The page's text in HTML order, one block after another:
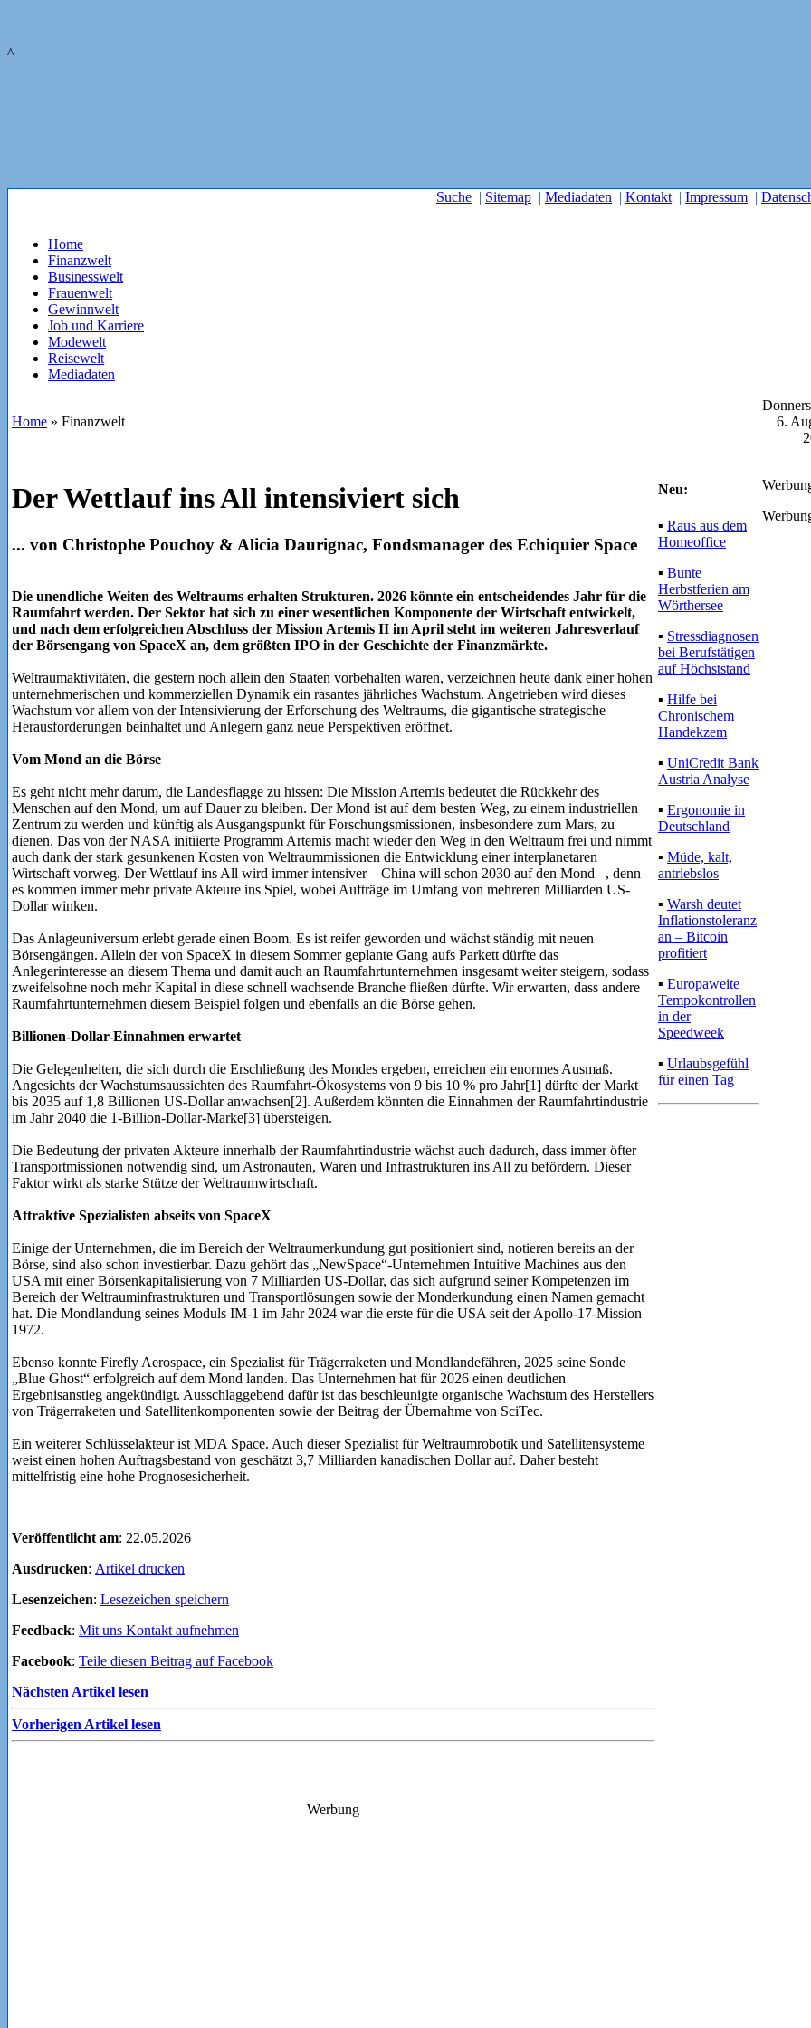
^
Suche | Sitemap | Mediadaten | Kontakt | Impressum |
Home
Finanzwelt
Businesswelt
Frauenwelt
Gewinnwelt
Job und Karriere
Modewelt
Reisewelt
Mediadaten
Home » Finanzwelt
6.
Der Wettlauf ins All intensiviert sich
... von Christophe Pouchoy & Alicia Daurignac, Fondsmanager des Echiquier Space
Die unendliche Weiten des Weltraums erhalten Strukturen. 2026 könnte ein entscheidendes Jahr für die
Raumfahrt werden. Der Sektor hat sich zu einer wesentlichen Komponente der Wirtschaft entwickelt,
und nach dem erfolgreichen Abschluss der Mission Artemis II im April steht im weiteren Jahresverlauf
der Börsengang von SpaceX an, dem größten IPO in der Geschichte der Finanzmärkte.
Weltraumaktivitäten, die gestern noch allein den Staaten vorbehalten waren, verzeichnen heute dank einer hohen
unternehmerischen und kommerziellen Dynamik ein rasantes jährliches Wachstum. Angetrieben wird dieses
Wachstum vor allem von der Intensivierung der Erforschung des Weltraums, die gigantische strategische
Herausforderungen beinhaltet und Anlegern ganz neue Perspektiven eröffnet.
Vom Mond an die Börse
Es geht nicht mehr darum, die Landesflagge zu hissen: Die Mission Artemis bedeutet die Rückkehr des
Menschen auf den Mond, um auf Dauer zu bleiben. Der Mond ist auf dem besten Weg, zu einem industriellen
Zentrum zu werden und künftig als Ausgangspunkt für Forschungsmissionen, insbesondere zum Mars, zu
dienen. Das von der NASA initiierte Programm Artemis macht wieder den Weg in den Weltraum frei und nimmt
auch dank der stark gesunkenen Kosten von Weltraummissionen die Entwicklung einer interplanetaren
Wirtschaft vorweg. Der Wettlauf ins All wird immer intensiver – China will schon 2030 auf den Mond –, denn
es kommen immer mehr private Akteure ins Spiel, wobei Aufträge im Umfang von mehreren Milliarden US-
Dollar winken.
Das Anlageuniversum erlebt gerade einen Boom. Es ist reifer geworden und wächst ständig mit neuen
Börsengängen. Allein der von SpaceX in diesem Sommer geplante Gang aufs Parkett dürfte das
Anlegerinteresse an diesem Thema und damit auch an Raumfahrtunternehmen insgesamt weiter steigern, sodass
zweifelsohne noch mehr Kapital in diese schnell wachsende Branche fließen dürfte. Wir erwarten, dass andere
Raumfahrtunternehmen diesem Beispiel folgen und ebenfalls an die Börse gehen.
Billionen-Dollar-Einnahmen erwartet
Die Gelegenheiten, die sich durch die Erschließung des Mondes ergeben, erreichen ein enormes Ausmaß.
Angesichts der Wachstumsaussichten des Raumfahrt-Ökosystems von 9 bis 10 % pro Jahr[1] dürfte der Markt
bis 2035 auf 1,8 Billionen US-Dollar anwachsen[2]. Außerdem könnten die Einnahmen der Raumfahrtindustrie
im Jahr 2040 die 1-Billion-Dollar-Marke[3] übersteigen.
Die Bedeutung der privaten Akteure innerhalb der Raumfahrtindustrie wächst auch dadurch, dass immer öfter
Transportmissionen notwendig sind, um Astronauten, Waren und Infrastrukturen ins All zu befördern. Dieser
Faktor wirkt als starke Stütze der Weltraumwirtschaft.
Attraktive Spezialisten abseits von SpaceX
Einige der Unternehmen, die im Bereich der Weltraumerkundung gut positioniert sind, notieren bereits an der
Börse, sind also schon investierbar. Dazu gehört das „NewSpace“-Unternehmen Intuitive Machines aus den
USA mit einer Börsenkapitalisierung von 7 Milliarden US-Dollar, das sich aufgrund seiner Kompetenzen im
Bereich der Weltrauminfrastrukturen und Transportlösungen sowie der Monderkundung einen Namen gemacht
hat. Die Mondlandung seines Moduls IM-1 im Jahr 2024 war die erste für die USA seit der Apollo-17-Mission
1972.
Ebenso konnte Firefly Aerospace, ein Spezialist für Trägerraketen und Mondlandefähren, 2025 seine Sonde
„Blue Ghost“ erfolgreich auf dem Mond landen. Das Unternehmen hat für 2026 einen deutlichen
Ergebnisanstieg angekündigt. Ausschlaggebend dafür ist das beschleunigte organische Wachstum des Herstellers
von Trägerraketen und Satellitenkomponenten sowie der Beitrag der Übernahme von SciTec.
Ein weiterer Schlüsselakteur ist MDA Space. Auch dieser Spezialist für Weltraumrobotik und Satellitensysteme
weist einen hohen Auftragsbestand von geschätzt 3,7 Milliarden kanadischen Dollar auf. Daher besteht
mittelfristig eine hohe Prognosesicherheit.
Veröffentlicht am: 22.05.2026
Ausdrucken: Artikel drucken
Lesenzeichen: Lesezeichen speichern
Feedback: Mit uns Kontakt aufnehmen
Facebook: Teile diesen Beitrag auf Facebook
Nächsten Artikel lesen
Vorherigen Artikel lesen
Neu:
▪ Raus aus dem
Homeoffice
▪ Bunte
Herbstferien am
Wörthersee
▪ Stressdiagnosen
bei Berufstätigen
auf Höchststand
▪ Hilfe bei
Chronischem
Handekzem
▪ UniCredit Bank
Austria Analyse
▪ Ergonomie in
Deutschland
▪ Müde, kalt,
antriebslos
▪ Warsh deutet
Inflationstoleranz
an – Bitcoin
profitiert
▪ Europaweite
Tempokontrollen
in der
Speedweek
▪ Urlaubsgefühl
für einen Tag
Werbung